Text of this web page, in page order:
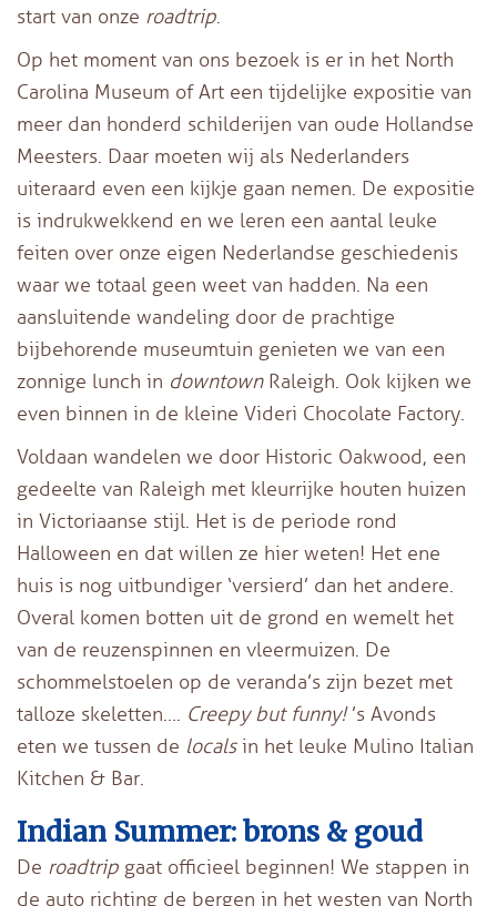
start van onze roadtrip.
Op het moment van ons bezoek is er in het North
Carolina Museum of Art een tijdelijke expositie van
meer dan honderd schilderijen van oude Hollandse
Meesters. Daar moeten wij als Nederlanders
uiteraard even een kijkje gaan nemen. De expositie
is indrukwekkend en we leren een aantal leuke
feiten over onze eigen Nederlandse geschiedenis
waar we totaal geen weet van hadden. Na een
aansluitende wandeling door de prachtige
bijbehorende museumtuin genieten we van een
zonnige lunch in downtownRaleigh. Ook kijken we
even binnen in de kleine Videri Chocolate Factory.
Voldaan wandelen we door Historic Oakwood, een
gedeelte van Raleigh met kleurrijke houten huizen
in Victoriaanse stijl. Het is de periode rond
Halloween en dat willen ze hier weten! Het ene
huis is nog uitbundiger ‘versierd’ dan het andere.
Overal komen botten uit de grond en wemelt het
van de reuzenspinnen en vleermuizen. De
schommelstoelen op de veranda’s zijn bezet met
talloze skeletten…. Creepy but funny!’s Avonds
eten we tussen de localsin het leuke Mulino Italian
Kitchen & Bar.
Indian Summer: brons & goud
De roadtrip gaat officieel beginnen! We stappen in
de auto richting de bergen in het westen van North